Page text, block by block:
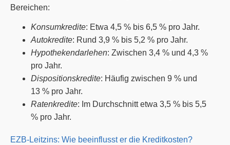
Bereichen:
Konsumkredite: Etwa 4,5 % bis 6,5 % pro Jahr.
Autokredite: Rund 3,9 % bis 5,2 % pro Jahr.
Hypothekendarlehen: Zwischen 3,4 % und 4,3 %
pro Jahr.
Dispositionskredite: Häufig zwischen 9 % und
13 % pro Jahr.
Ratenkredite: Im Durchschnitt etwa 3,5 % bis 5,5
% pro Jahr.
EZB-Leitzins: Wie beeinflusst er die Kreditkosten?